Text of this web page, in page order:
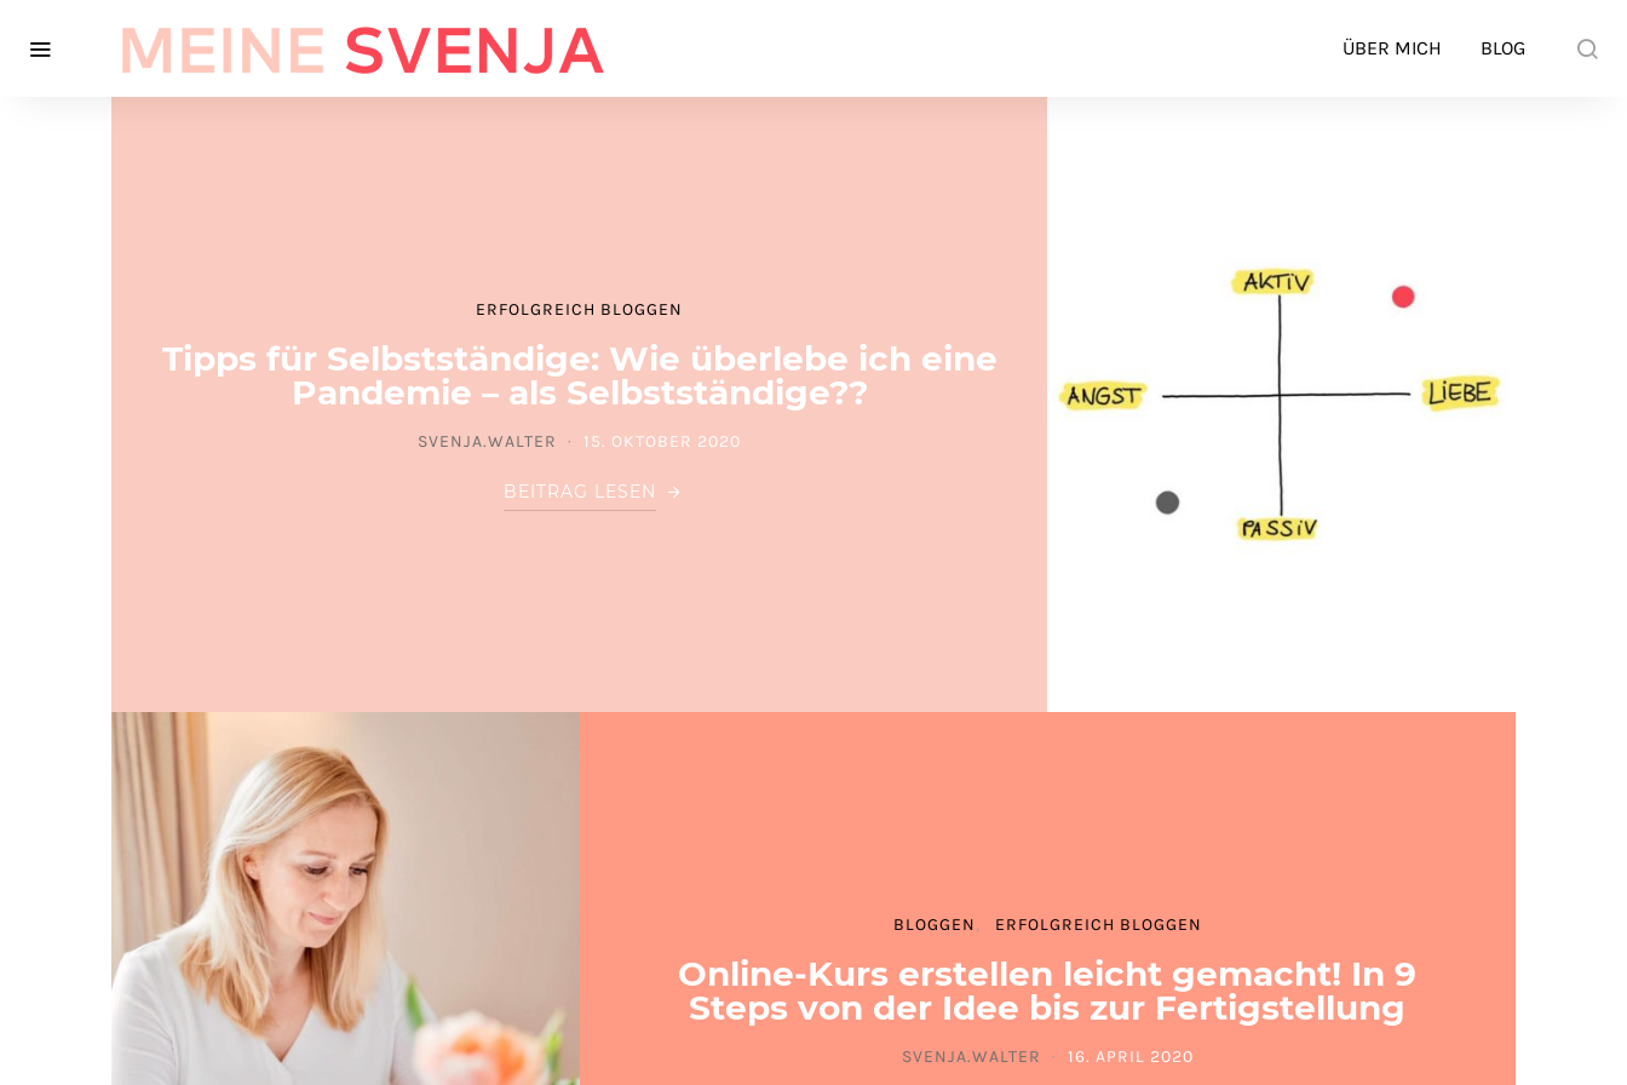
ÜBER MICH BLOG
ERFOLGREICH BLOGGEN
Tipps für Selbstständige: Wie überlebe ich eine
Pandemie – als Selbstständige??
SVENJA.WALTER
POSTED ON
15. OKTOBER 2020
BEITRAG LESEN
BLOGGEN ERFOLGREICH BLOGGEN
Online-Kurs erstellen leicht gemacht! In 9
Steps von der Idee bis zur Fertigstellung
SVENJA.WALTER
POSTED ON
16. APRIL 2020